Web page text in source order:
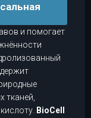
и помогает
тканей,
BioCell